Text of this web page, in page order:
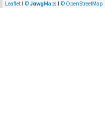
Leaflet| © JawgMaps | © OpenStreetMap